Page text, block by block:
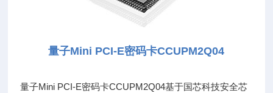
量子Mini PCI-E密码卡CCUPM2Q04
量子Mini PCI-E密码卡CCUPM2Q04基于国芯科技安全芯